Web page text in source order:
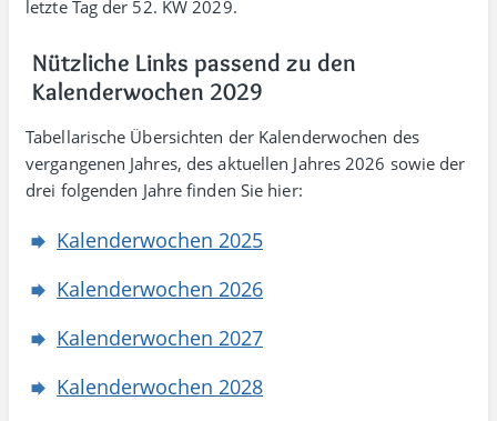
letzte Tag der 52. KW 2029.
Nützliche Links passend zu den
Kalenderwochen 2029
Tabellarische Übersichten der Kalenderwochen des
vergangenen Jahres, des aktuellen Jahres 2026 sowie der
drei folgenden Jahre finden Sie hier:
Kalenderwochen 2025
Kalenderwochen 2026
Kalenderwochen 2027
Kalenderwochen 2028